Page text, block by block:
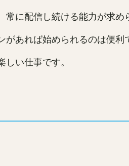
に配信し続ける能力が求め
あれば始められるのは便利
い仕事です。